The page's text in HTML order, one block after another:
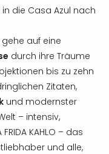
die Casa Azul nach
auf eine
durch ihre Träume
bis zu zehn
Zitaten,
und modernster
– intensiv,
KAHLO – das
und alle,